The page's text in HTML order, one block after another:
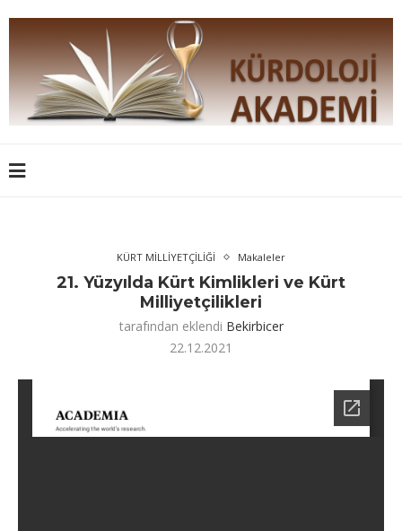
KÜRT MİLLİYETÇİLİĞİ Makaleler
21. Yüzyılda Kürt Kimlikleri ve Kürt
Milliyetçilikleri
tarafından eklendi Bekirbicer
22.12.2021